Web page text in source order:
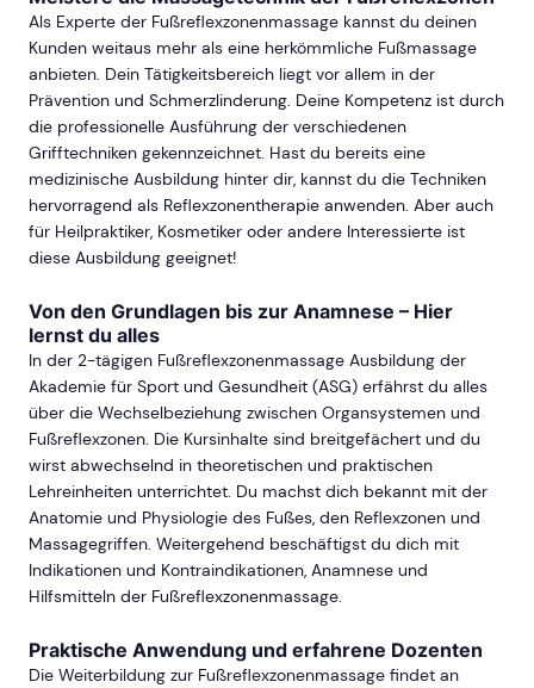
Als Experte der Fußreflexzonenmassage kannst du deinen
Kunden weitaus mehr als eine herkömmliche Fußmassage
anbieten. Dein Tätigkeitsbereich liegt vor allem in der
Prävention und Schmerzlinderung. Deine Kompetenz ist durch
die professionelle Ausführung der verschiedenen
Grifftechniken gekennzeichnet. Hast du bereits eine
medizinische Ausbildung hinter dir, kannst du die Techniken
hervorragend als Reflexzonentherapie anwenden. Aber auch
für Heilpraktiker, Kosmetiker oder andere Interessierte ist
diese Ausbildung geeignet!
Von den Grundlagen bis zur Anamnese – Hier
lernst du alles
In der 2-tägigen Fußreflexzonenmassage Ausbildung der
Akademie für Sport und Gesundheit (ASG) erfährst du alles
über die Wechselbeziehung zwischen Organsystemen und
Fußreflexzonen. Die Kursinhalte sind breitgefächert und du
wirst abwechselnd in theoretischen und praktischen
Lehreinheiten unterrichtet. Du machst dich bekannt mit der
Anatomie und Physiologie des Fußes, den Reflexzonen und
Massagegriffen. Weitergehend beschäftigst du dich mit
Indikationen und Kontraindikationen, Anamnese und
Hilfsmitteln der Fußreflexzonenmassage.
Praktische Anwendung und erfahrene Dozenten
Die Weiterbildung zur Fußreflexzonenmassage findet an